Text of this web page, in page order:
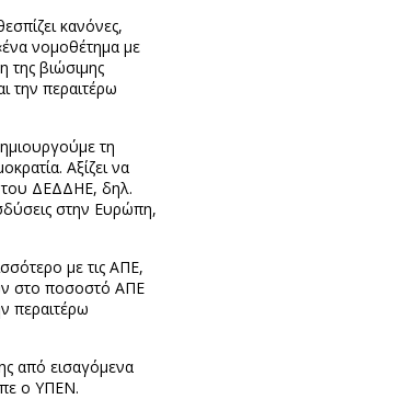
κανόνες,
νομοθέτημα με
της βιώσιμης
την περαιτέρω
τη
Αξίζει να
του ΔΕΔΔΗΕ, δηλ.
στην Ευρώπη,
με τις ΑΠΕ,
στο ποσοστό ΑΠΕ
περαιτέρω
από εισαγόμενα
ο ΥΠΕΝ.